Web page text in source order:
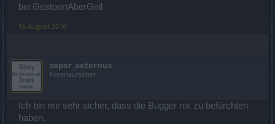
bei GestoertAberGeil
16 August 2016
sopor_aeternus
Forenaufseher
Ich bin mir sehr sicher, dass die Bugger nix zu befürchten
haben.